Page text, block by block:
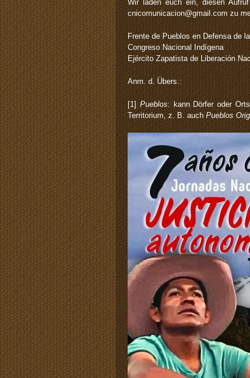
Wir laden euch ein, diesen
cnicomunicacion@gmail.com zu
Frente de Pueblos en Defensa de
Congreso Nacional Indígena
Ejército Zapatista de Liberación
Anm. d. Übers.:
[1]Pueblos: kann Dörfer oder
Territorium, z. B. auch Pueblos